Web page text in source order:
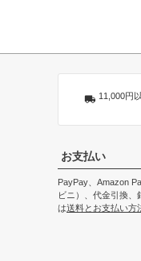
11,000円
お支払い
PayPay、Amazon
ビニ）、代金引換、
は送料とお支払い方